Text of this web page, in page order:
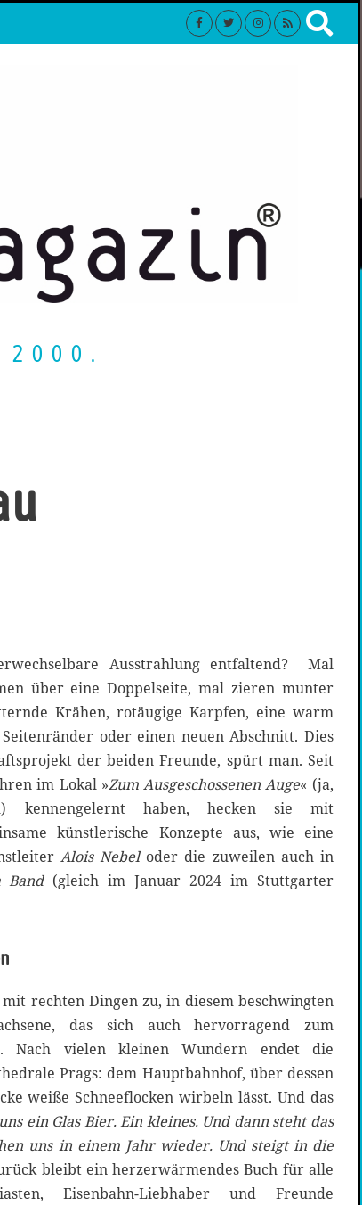
2000.
Ausstrahlung entfaltend? Mal
über eine Doppelseite, mal zieren munter
Krähen, rotäugige Karpfen, eine warm
oder einen neuen Abschnitt. Dies
der beiden Freunde, spürt man. Seit
im Lokal »Zum Ausgeschossenen Auge« (ja,
kennengelernt haben, hecken sie mit
künstlerische Konzepte aus, wie eine
Alois Nebel oder die zuweilen auch in
Band(gleich im Januar 2024 im Stuttgarter
rechten Dingen zu, in diesem beschwingten
das sich auch hervorragend zum
Nach vielen kleinen Wundern endet die
Prags: dem Hauptbahnhof, über dessen
weiße Schneeflocken wirbeln lässt. Und das
ein Glas Bier. Ein kleines. Und dann steht das
uns in einem Jahr wieder. Und steigt in die
bleibt ein herzerwärmendes Buch für alle
Eisenbahn-Liebhaber und Freunde